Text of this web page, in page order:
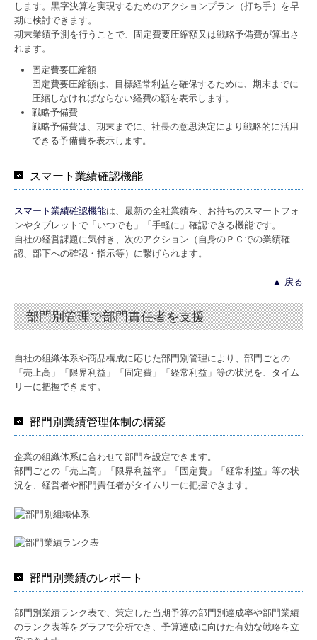
します。黒字決算を実現するためのアクションプラン（打ち手）を早
期に検討できます。
期末業績予測を行うことで、固定費要圧縮額又は戦略予備費が算出さ
れます。
固定費要圧縮額
固定費要圧縮額は、目標経常利益を確保するために、期末までに
圧縮しなければならない経費の額を表示します。
戦略予備費
戦略予備費は、期末までに、社長の意思決定により戦略的に活用
できる予備費を表示します。
スマート業績確認機能
スマート業績確認機能は、最新の全社業績を、お持ちのスマートフォ
ンやタブレットで「いつでも」「手軽に」確認できる機能です。
自社の経営課題に気付き、次のアクション（自身のＰＣでの業績確
認、部下への確認・指示等）に繋げられます。
▲ 戻る
部門別管理で部門責任者を支援
自社の組織体系や商品構成に応じた部門別管理により、部門ごとの
「売上高」「限界利益」「固定費」「経常利益」等の状況を、タイム
リーに把握できます。
部門別業績管理体制の構築
企業の組織体系に合わせて部門を設定できます。
部門ごとの「売上高」「限界利益率」「固定費」「経常利益」等の状
況を、経営者や部門責任者がタイムリーに把握できます。
部門別業績のレポート
部門別業績ランク表で、策定した当期予算の部門別達成率や部門業績
のランク表等をグラフで分析でき、予算達成に向けた有効な戦略を立